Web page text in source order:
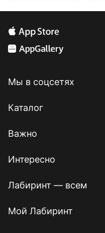
Мы в соцсетях
Каталог
Важно
Интересно
Лабиринт — всем
Мой Лабиринт